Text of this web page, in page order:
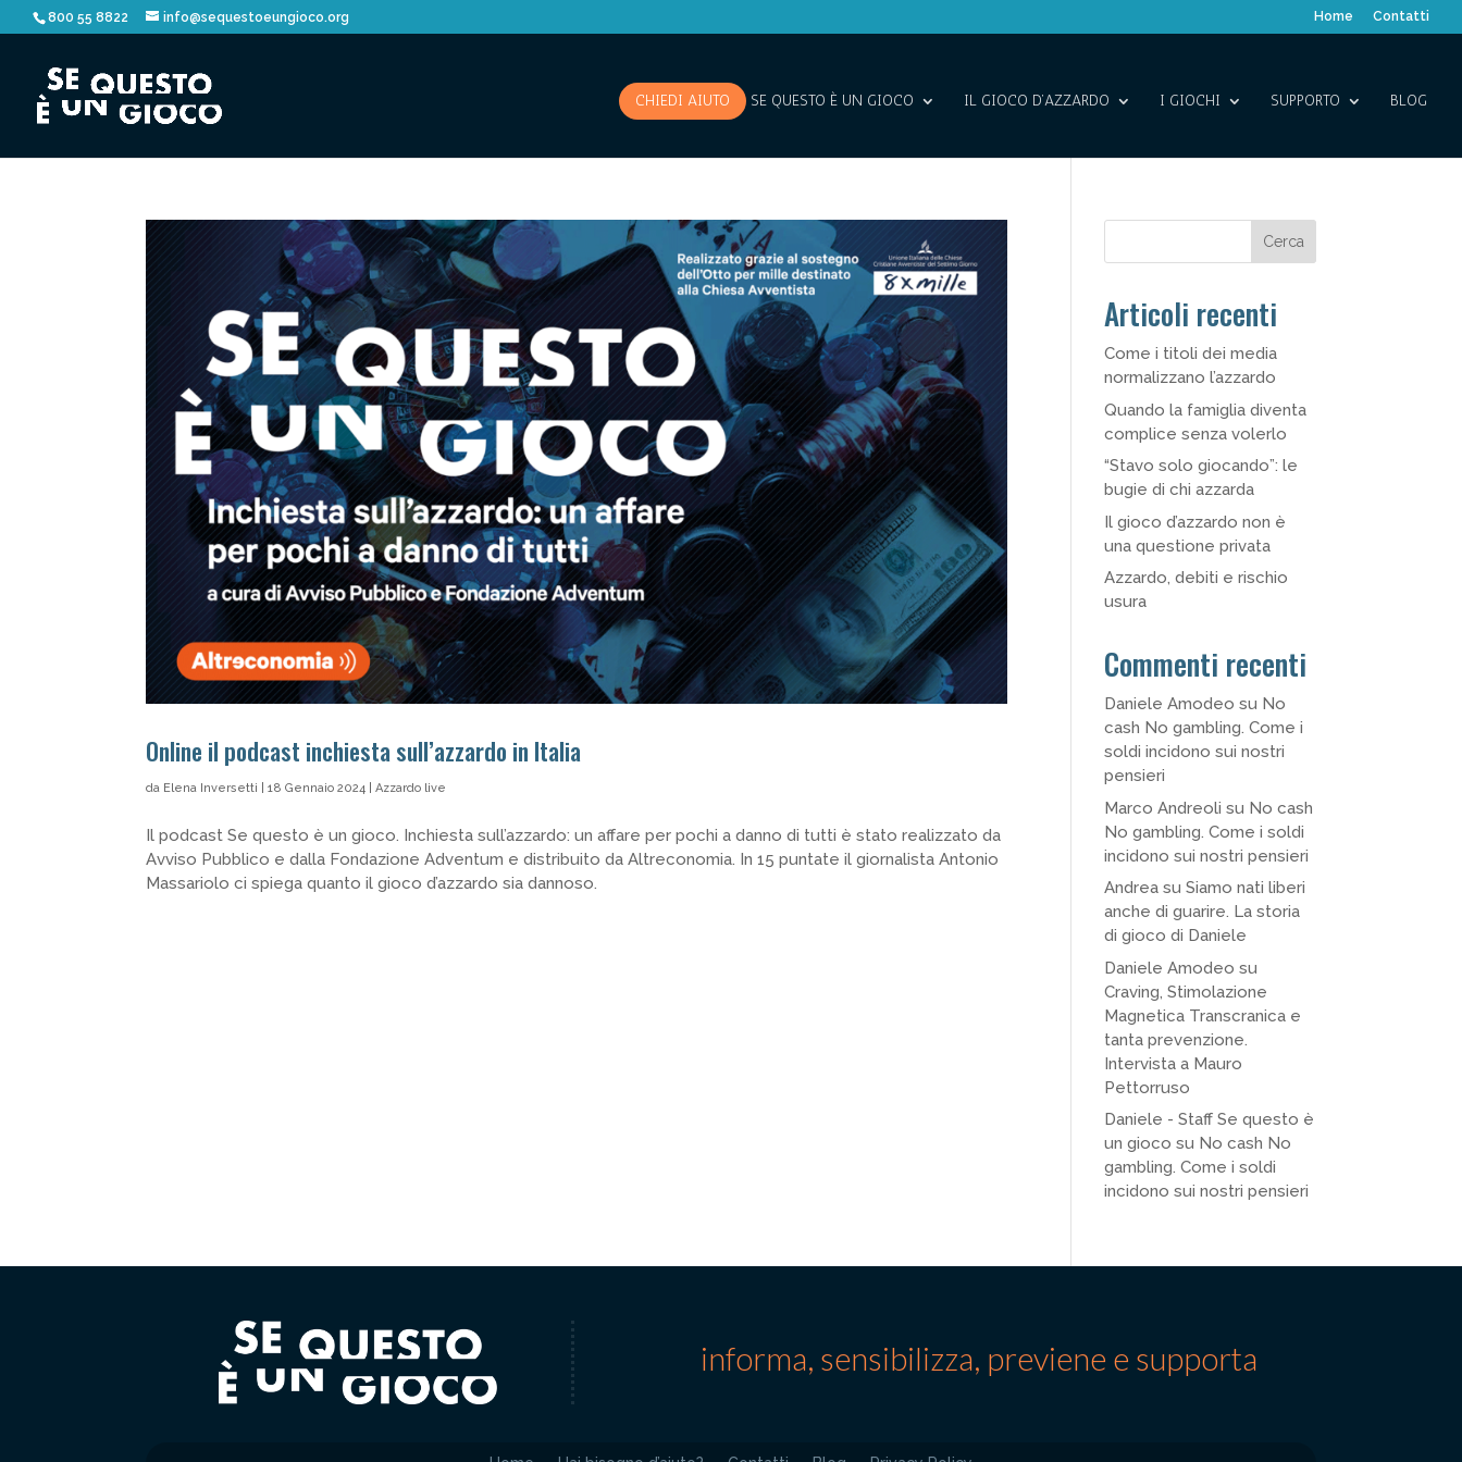
800 55 8822 info@sequestoeungioco.org Home Contatti
CHIEDI AIUTO SE QUESTO È UN GIOCO IL GIOCO D’AZZARDO I GIOCHI SUPPORTO BLOG
Online il podcast inchiesta sull’azzardo in Italia
da Elena Inversetti |18 Gennaio 2024 |Azzardo live
Il podcast Se questo è un gioco. Inchiesta sull’azzardo: un affare per pochi a danno di tutti è stato realizzato da
Avviso Pubblico e dalla Fondazione Adventum e distribuito da Altreconomia. In 15 puntate il giornalista Antonio
Massariolo ci spiega quanto il gioco d’azzardo sia dannoso.
Cerca
Articoli recenti
Come i titoli dei media
normalizzano l’azzardo
Quando la famiglia diventa
complice senza volerlo
“Stavo solo giocando”: le
bugie di chi azzarda
Il gioco d’azzardo non è
una questione privata
Azzardo, debiti e rischio
usura
Commenti recenti
Daniele Amodeo su No
cash No gambling. Come i
soldi incidono sui nostri
pensieri
Marco Andreoli su No cash
No gambling. Come i soldi
incidono sui nostri pensieri
Andrea suSiamo nati liberi
anche di guarire. La storia
di gioco di Daniele
Daniele Amodeo su
Craving, Stimolazione
Magnetica Transcranica e
tanta prevenzione.
Intervista a Mauro
Pettorruso
Daniele - Staff Se questo è
un gioco su No cash No
gambling. Come i soldi
incidono sui nostri pensieri
informa, sensibilizza, previene e supporta